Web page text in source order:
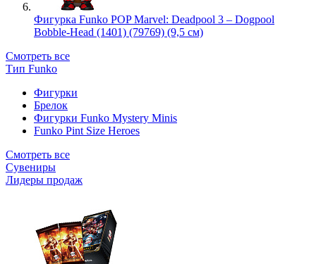
Фигурка Funko POP Marvel: Deadpool 3 – Dogpool
Bobble-Head (1401) (79769) (9,5 см)
Смотреть все
Тип Funko
Фигурки
Брелок
Фигурки Funko Mystery Minis
Funko Pint Size Heroes
Смотреть все
Сувениры
Лидеры продаж